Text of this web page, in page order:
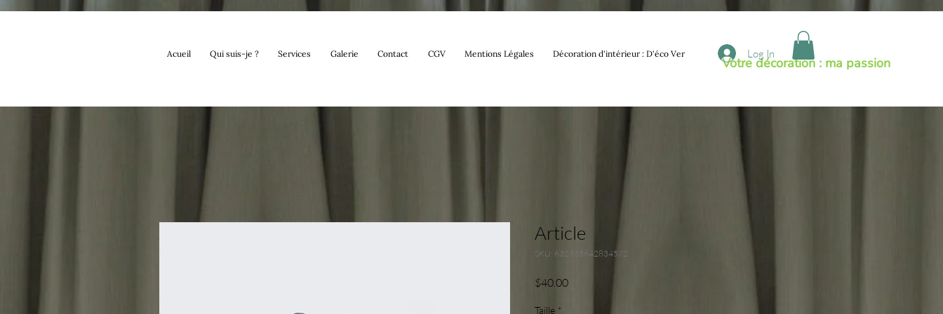
Votre décoration : ma passion
Acueil Qui suis-je ? Services Galerie Contact CGV Mentions Légales Décoration d'intérieur : D'éco Ver Log In
Article
SKU: 632835642834572
$40.00Price
Taille *